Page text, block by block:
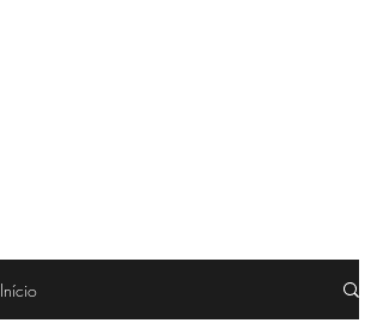
Início